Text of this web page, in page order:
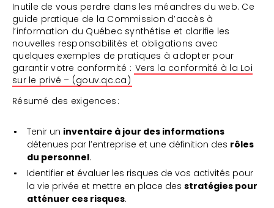
Inutile de vous perdre dans les méandres du web. Ce
guide pratique de la Commission d’accès à
l’information du Québec synthétise et clarifie les
nouvelles responsabilités et obligations avec
quelques exemples de pratiques à adopter pour
garantir votre conformité : Vers la conformité à la Loi
sur le privé – (gouv.qc.ca)
Résumé des exigences :
Tenir un inventaire à jour des informations
détenues par l’entreprise et une définition des rôles
du personnel.
Identifier et évaluer les risques de vos activités pour
la vie privée et mettre en place des stratégies pour
atténuer ces risques.